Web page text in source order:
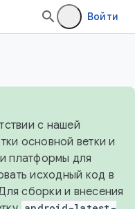
Войти
с нашей
основной ветки и
платформы для
исходный код в
сборки и внесения